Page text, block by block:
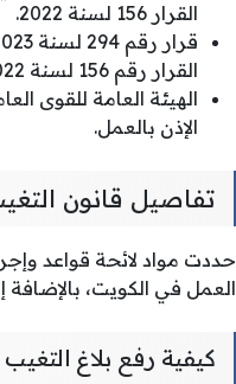
القرار 156 لسنة 2022.
القرار رقم 156 لسنة 2022.
الإذن بالعمل.
تفاصيل قانون
حددت مواد لائحة قواعد
العمل في الكويت،
كيفية رفع بلاغ